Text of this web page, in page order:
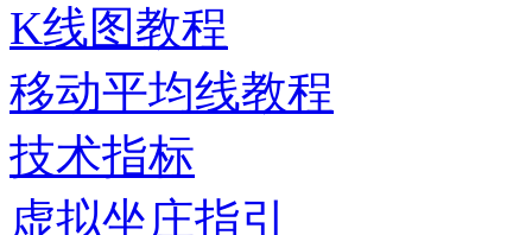
K线图教程
移动平均线教程
技术指标
虚拟坐庄指引